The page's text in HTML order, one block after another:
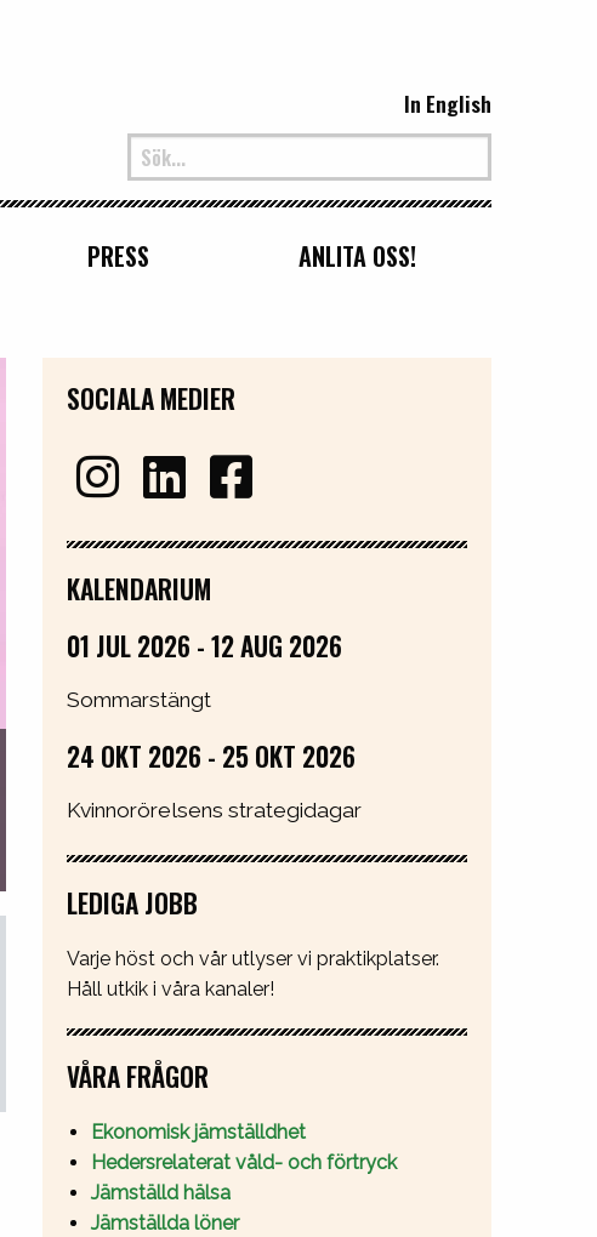
In English
PRESS ANLITA OSS!
SOCIALA MEDIER
KALENDARIUM
01 JUL 2026 - 12 AUG 2026
Sommarstängt
24 OKT 2026 - 25 OKT 2026
Kvinnorörelsens strategidagar
LEDIGA JOBB
Varje höst och vår utlyser vi praktikplatser.
Håll utkik i våra kanaler!
VÅRA FRÅGOR
Ekonomisk jämställdhet
Hedersrelaterat våld- och förtryck
Jämställd hälsa
Jämställda löner